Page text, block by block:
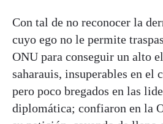
Con tal de no reconocer la
cuyo ego no le permite
ONU para conseguir un alto
saharauis, insuperables en el
pero poco bregados en las
diplomática; confiaron en la